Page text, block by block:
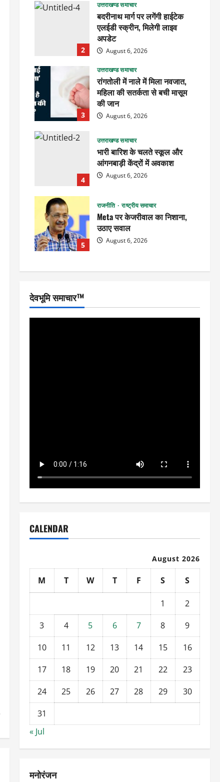
2
उत्तराखण्ड समाचार
बदरीनाथ मार्ग पर लगेंगी हाईटेक
एलईडी स्क्रीन, मिलेगी लाइव
अपडेट
August 6, 2026
3
उत्तराखण्ड समाचार
रांगतोली में नाले में मिला नवजात,
महिला की सतर्कता से बची मासूम
की जान
August 6, 2026
4
उत्तराखण्ड समाचार
भारी बारिश के चलते स्कूल और
आंगनबाड़ी केंद्रों में अवकाश
August 6, 2026
5
राजनीति राष्ट्रीय समाचार
Meta पर केजरीवाल का निशाना,
उठाए सवाल
August 6, 2026
देवभूमि समाचार™
CALENDAR
August 2026
M T W T F S S
1
2
3
4 5 6 7 8
9
10
11 12 13 14 15
16
17
18 19 20 21 22
23
24
25 26 27 28 29
30
31
« Jul
मनोरंजन